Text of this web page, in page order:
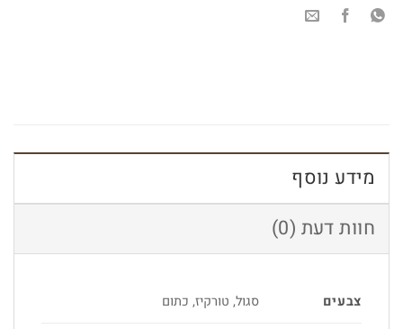
מידע נוסף
חוות דעת (0)
צבעים סגול, טורקיז, כתום